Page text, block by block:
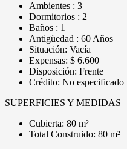
Ambientes : 3
Dormitorios : 2
Baños : 1
Antigüedad : 60 Años
Situación: Vacía
Expensas: $ 6.600
Disposición: Frente
Crédito: No especificado
SUPERFICIES Y MEDIDAS
Cubierta: 80 m²
Total Construido: 80 m²